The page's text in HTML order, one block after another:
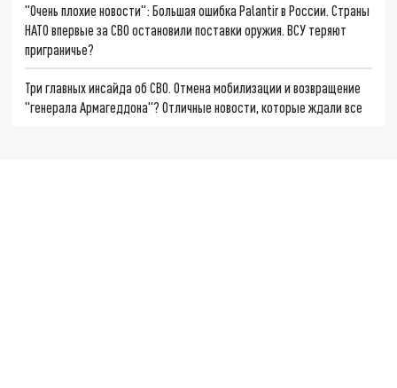
"Очень плохие новости": Большая ошибка Palantir в России. Страны
НАТО впервые за СВО остановили поставки оружия. ВСУ теряют
приграничье?
Три главных инсайда об СВО. Отмена мобилизации и возвращение
"генерала Армагеддона"? Отличные новости, которые ждали все